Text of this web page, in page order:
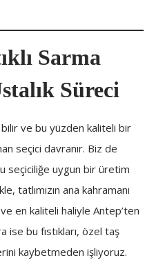
Sarma
Süreci
bilir ve bu yüzden kaliteli bir
seçici davranır. Biz de
seçiciliğe uygun bir üretim
tatlımızın ana kahramanı
en kaliteli haliyle Antep’ten
bu fıstıkları, özel taş
kaybetmeden işliyoruz.